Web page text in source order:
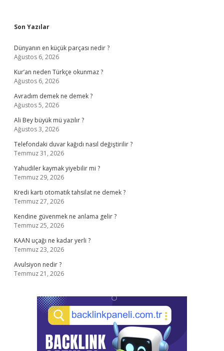
Sidebar
Son Yazılar
Dünyanın en küçük parçası nedir ?
Ağustos 6, 2026
Kur’an neden Türkçe okunmaz ?
Ağustos 6, 2026
Avradım demek ne demek ?
Ağustos 5, 2026
Ali Bey büyük mü yazılır ?
Ağustos 3, 2026
Telefondaki duvar kağıdı nasıl değiştirilir ?
Temmuz 31, 2026
Yahudiler kaymak yiyebilir mi ?
Temmuz 29, 2026
Kredi kartı otomatik tahsilat ne demek ?
Temmuz 27, 2026
Kendine güvenmek ne anlama gelir ?
Temmuz 25, 2026
KAAN uçağı ne kadar yerli ?
Temmuz 23, 2026
Avulsiyon nedir ?
Temmuz 21, 2026